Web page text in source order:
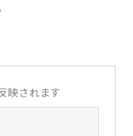
映されます